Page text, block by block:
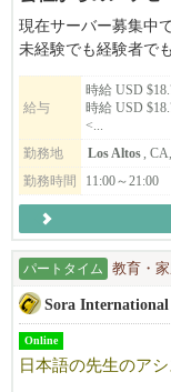
現在サーバー募集中
未経験でも経験者で
給与
時給 USD
時給 USD
<...
勤務地
Los Altos,
勤務時間
11:00～21:00
パートタイム 教育・
Sora International
Online
日本語の先生のア